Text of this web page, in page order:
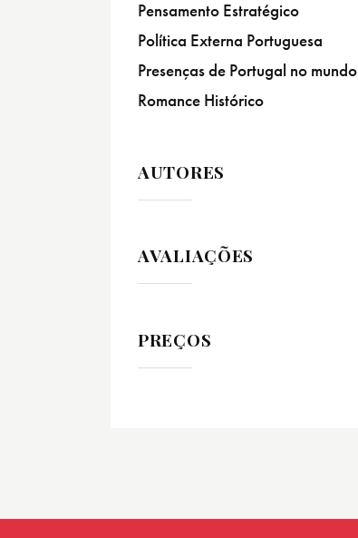
Pensamento Estratégico
Política Externa Portuguesa
Presenças de Portugal no mundo
Romance Histórico
AUTORES
AVALIAÇÕES
PREÇOS